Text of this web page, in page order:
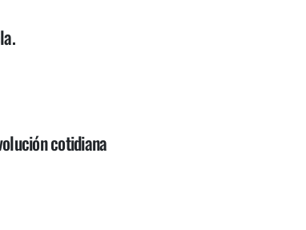
cotidiana